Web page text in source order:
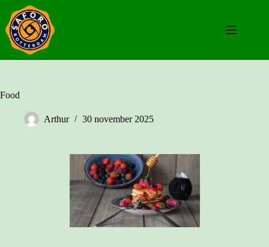
naar
de
inhoud
Food
Arthur 30 november 2025